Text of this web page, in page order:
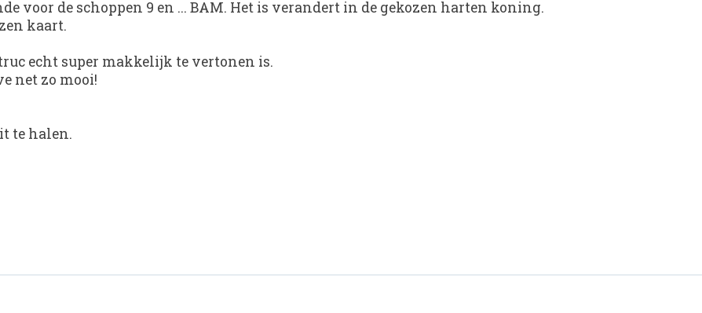
voor de schoppen 9 en ... BAM. Het is verandert in de gekozen harten koning.
kaart.
echt super makkelijk te vertonen is.
net zo mooi!
te halen.